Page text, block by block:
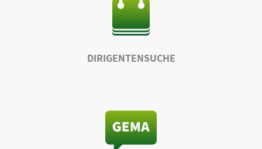
DIRIGENTENSUCHE